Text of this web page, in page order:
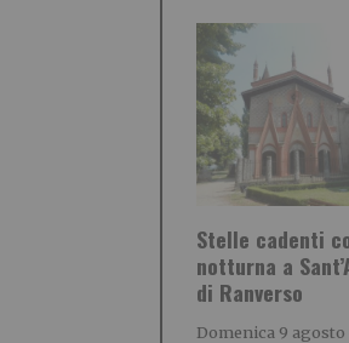
Stelle cadenti
notturna a
di Ranverso
Domenica 9 agosto